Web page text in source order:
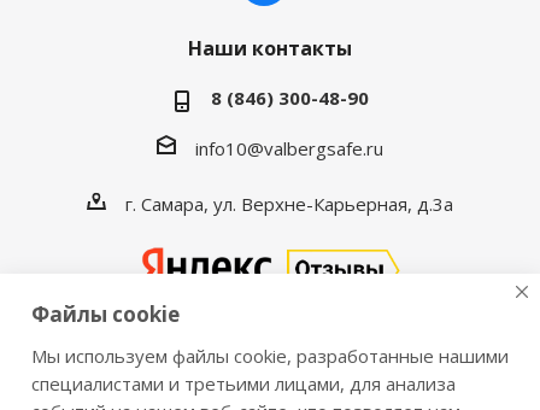
Наши контакты
8 (846) 300-48-90
info10@valbergsafe.ru
г. Самара, ул. Верхне-Карьерная, д.3а
2016-2026 © VALBERGSAFE.RU — Интернет-магазин
Файлы cookie
Мы используем файлы cookie, разработанные нашими
специалистами и третьими лицами, для анализа